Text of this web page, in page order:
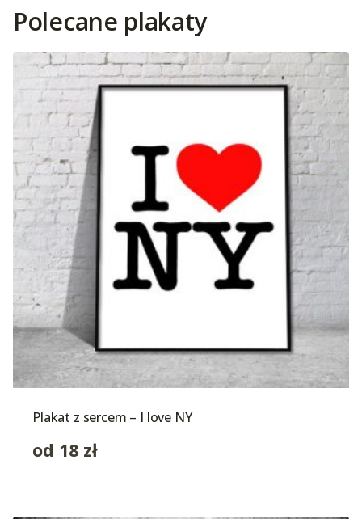
Polecane plakaty
Plakat z sercem – I love NY
od 18 zł